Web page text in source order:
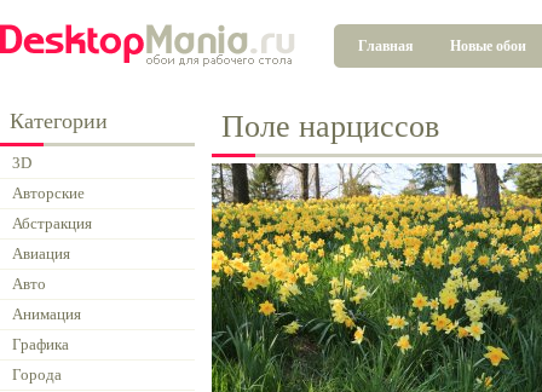
Главная Новые обои
Категории
3D
Авторские
Абстракция
Авиация
Авто
Анимация
Графика
Города
Поле нарциссов